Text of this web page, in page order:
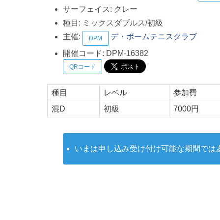
サーフェイス: クレー
種目: ミックスダブルス/初級
主催:
DPM
デ・ポームテニスクラブ
開催コード: DPM-16382
QRコード
種目 レベル
参加費
混D
初級 7000円
いまは申し込み受け付け可能な期間では